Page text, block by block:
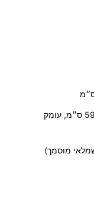
רוחב 56 ס״מ, גובה 57.8–59 ס״מ, עומק